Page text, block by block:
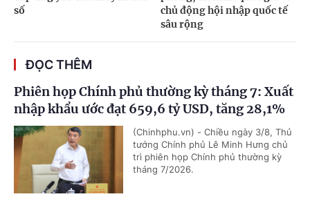
số
chủ động hội nhập quốc tế
sâu rộng
ĐỌC THÊM
Phiên họp Chính phủ thường kỳ tháng 7: Xuất
nhập khẩu ước đạt 659,6 tỷ USD, tăng 28,1%
(Chinhphu.vn) - Chiều ngày 3/8, Thủ
tướng Chính phủ Lê Minh Hưng chủ
trì phiên họp Chính phủ thường kỳ
tháng 7/2026.